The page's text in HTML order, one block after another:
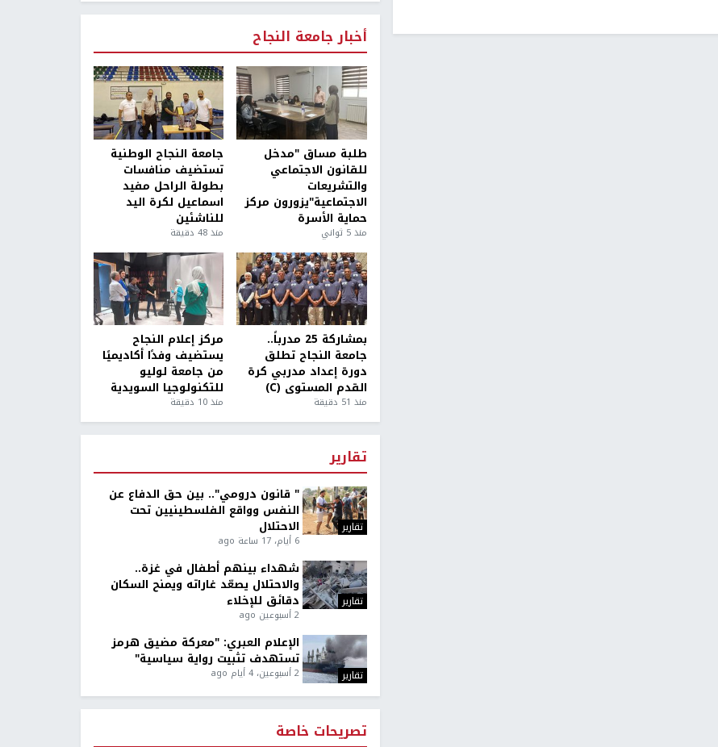
أخبار جامعة النجاح
طلبة مساق "مدخل
للقانون الاجتماعي
والتشريعات
الاجتماعية"يزورون مركز
حماية الأسرة
منذ 5 ثواني
جامعة النجاح الوطنية
تستضيف منافسات
بطولة الراحل مفيد
اسماعيل لكرة اليد
للناشئين
منذ 48 دقيقة
بمشاركة 25 مدرباً..
جامعة النجاح تطلق
دورة إعداد مدربي كرة
القدم المستوى (C)
منذ 51 دقيقة
مركز إعلام النجاح
يستضيف وفدًا أكاديميًا
من جامعة لوليو
للتكنولوجيا السويدية
منذ 10 دقيقة
تقارير
تقارير
" قانون درومي".. بين حق الدفاع عن
النفس وواقع الفلسطينيين تحت
الاحتلال
6 أيام، 17 ساعة ago
تقارير
شهداء بينهم أطفال في غزة..
والاحتلال يصعّد غاراته ويمنح السكان
دقائق للإخلاء
2 أسبوعين ago
تقارير
الإعلام العبري: "معركة مضيق هرمز
تستهدف تثبيت رواية سياسية"
2 أسبوعين، 4 أيام ago
تصريحات خاصة